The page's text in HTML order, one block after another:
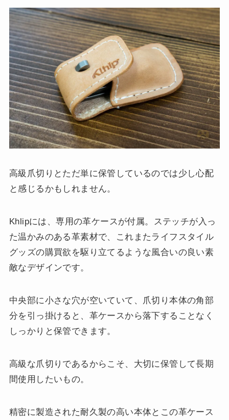
高級爪切りとただ単に保管しているのでは少し心配
と感じるかもしれません。
Khlipには、専用の革ケースが付属。ステッチが入っ
た温かみのある革素材で、これまたライフスタイル
グッズの購買欲を駆り立てるような風合いの良い素
敵なデザインです。
中央部に小さな穴が空いていて、爪切り本体の角部
分を引っ掛けると、革ケースから落下することなく
しっかりと保管できます。
高級な爪切りであるからこそ、大切に保管して長期
間使用したいもの。
精密に製造された耐久製の高い本体とこの革ケース